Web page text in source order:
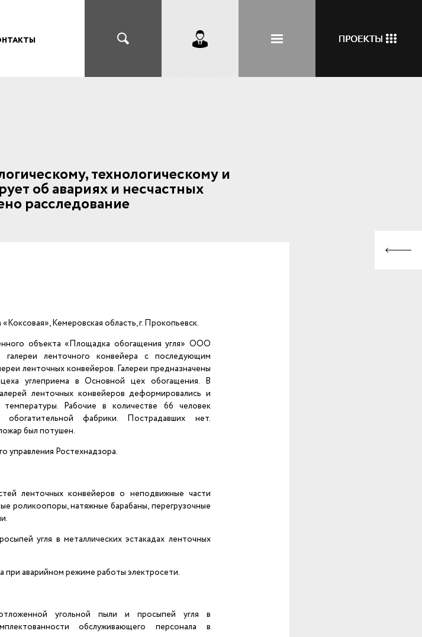
технологическому и
об авариях и несчастных
расследование
Кемеровская область, г. Прокопьевск.
объекта «Площадка обогащения угля» ООО
ленточного конвейера с последующим
ленточных конвейеров. Галереи предназначены
углеприема в Основной цех обогащения. В
ленточных конвейеров деформировались и
Рабочие в количестве 66 человек
фабрики. Пострадавших нет.
был потушен.
управления Ростехнадзора.
ленточных конвейеров о неподвижные части
роликоопоры, натяжные барабаны, перегрузочные
угля в металлических эстакадах ленточных
при аварийном режиме работы электросети.
угольной пыли и просыпей угля в
обслуживающего персонала в